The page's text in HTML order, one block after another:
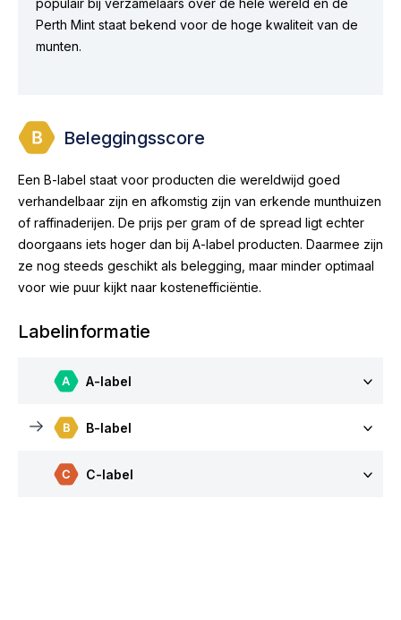
Perth Mint staat bekend voor de hoge kwaliteit van de
munten.
Beleggingsscore
Een B-label staat voor producten die wereldwijd goed
verhandelbaar zijn en afkomstig zijn van erkende munthuizen
of raffinaderijen. De prijs per gram of de spread ligt echter
doorgaans iets hoger dan bij A-label producten. Daarmee zijn
ze nog steeds geschikt als belegging, maar minder optimaal
voor wie puur kijkt naar kostenefficiëntie.
Labelinformatie
A-label
B-label
C-label